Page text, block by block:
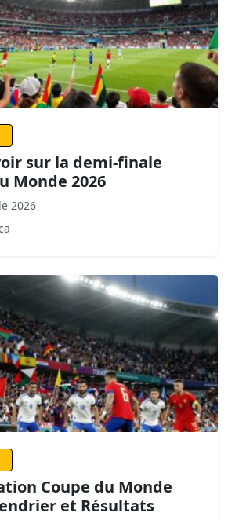
sur la demi-finale
Monde 2026
2026
Coupe du Monde
et Résultats